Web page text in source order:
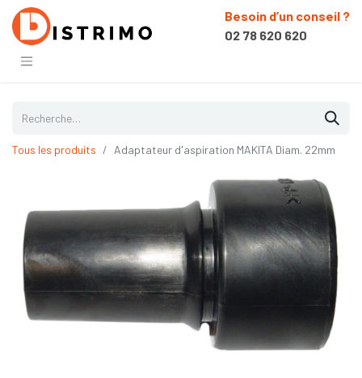
Besoin d’un conseil ?
02 78 620 620
Tous les produits Adaptateur d'aspiration MAKITA Diam. 22mm